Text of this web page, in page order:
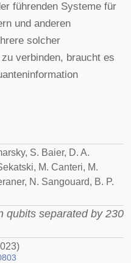
führenden Systeme für
und anderen
solcher
verbinden, braucht es
S. Baier, D. A.
M. Canteri, M.
N. Sangouard, B. P.
qubits separated by 230